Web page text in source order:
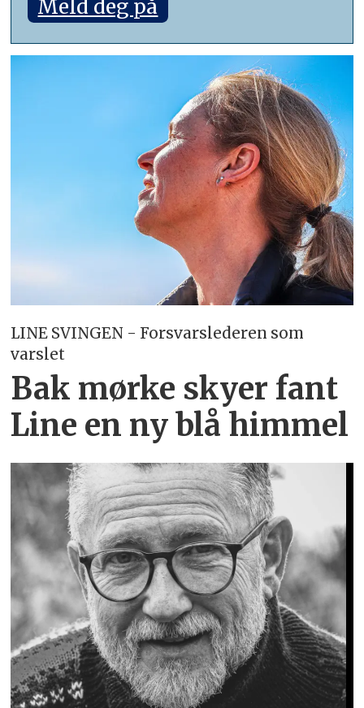
Meld deg på
LINE SVINGEN - Forsvarslederen som
varslet
Bak mørke skyer fant
Line en ny blå himmel